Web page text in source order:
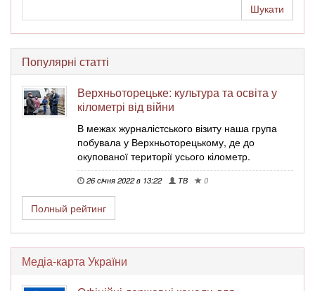
Популярні статті
Верхньоторецьке: культура та освіта у
кілометрі від війни
В межах журналістського візиту наша група
побувала у Верхньоторецькому, де до
окупованої території усього кілометр.
26 січня 2022 в 13:22 ТВ 0
Полный рейтинг
Медіа-карта України